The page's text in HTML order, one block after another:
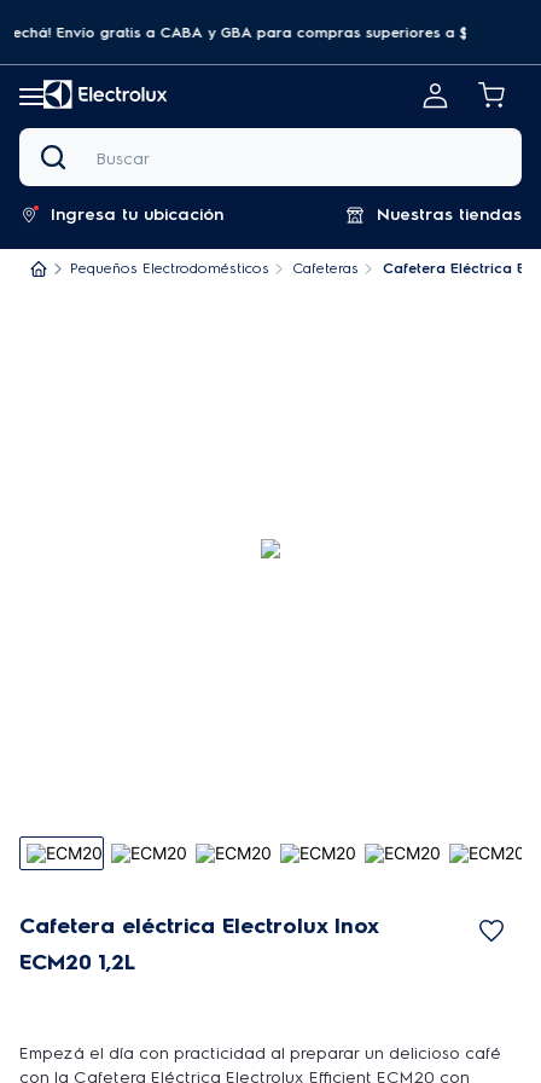
Envío gratis a CABA y GBA para compras superiores a $69.999
Buscar
Ingresa tu ubicación Nuestras tiendas
Pequeños Electrodomésticos Cafeteras Cafetera Eléctrica
Cafetera eléctrica Electrolux Inox
ECM20 1,2L
Empezá el día con practicidad al preparar un delicioso café
con la Cafetera Eléctrica Electrolux Efficient ECM20 con